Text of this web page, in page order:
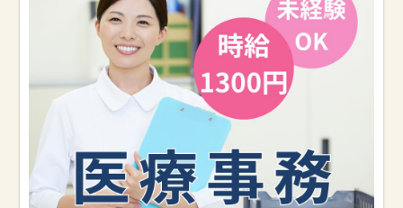
医療事務求人ドットコムとは
サイトの使い方
就職サポート
人材をお探しの医療機関・企業様
運営会社